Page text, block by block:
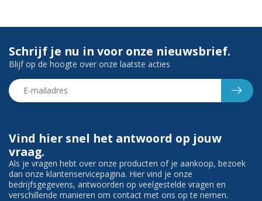
Vind hier snel het antwoord op jouw
vraag.
Als je vragen hebt over onze producten of je aankoop, bezoek
dan onze klantenservicepagina. Hier vind je onze
bedrijfsgegevens, antwoorden op veelgestelde vragen en
verschillende manieren om contact met ons op te nemen.
Schrijf je nu in voor onze nieuwsbrief.
Blijf op de hoogte over onze laatste acties